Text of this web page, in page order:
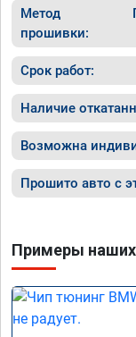
Метод
прошивки:
Срок работ:
Наличие
Возможна
Прошито авто с
Примеры